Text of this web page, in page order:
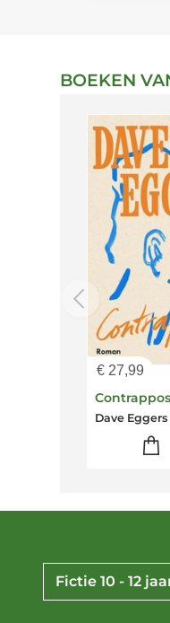
BOEKEN
€ 27,99
Dave Eggers
Fictie 10 - 12